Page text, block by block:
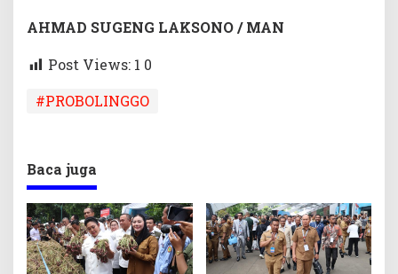
AHMAD SUGENG LAKSONO / MAN
Post Views: 1 0
#PROBOLINGGO
Baca juga